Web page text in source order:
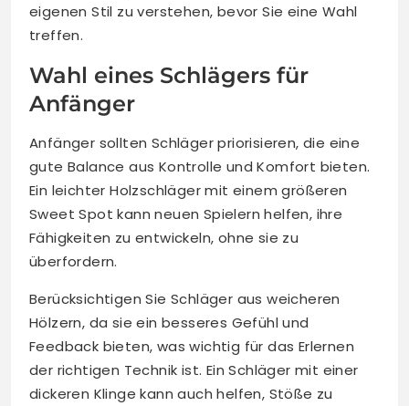
eigenen Stil zu verstehen, bevor Sie eine Wahl
treffen.
Wahl eines Schlägers für
Anfänger
Anfänger sollten Schläger priorisieren, die eine
gute Balance aus Kontrolle und Komfort bieten.
Ein leichter Holzschläger mit einem größeren
Sweet Spot kann neuen Spielern helfen, ihre
Fähigkeiten zu entwickeln, ohne sie zu
überfordern.
Berücksichtigen Sie Schläger aus weicheren
Hölzern, da sie ein besseres Gefühl und
Feedback bieten, was wichtig für das Erlernen
der richtigen Technik ist. Ein Schläger mit einer
dickeren Klinge kann auch helfen, Stöße zu